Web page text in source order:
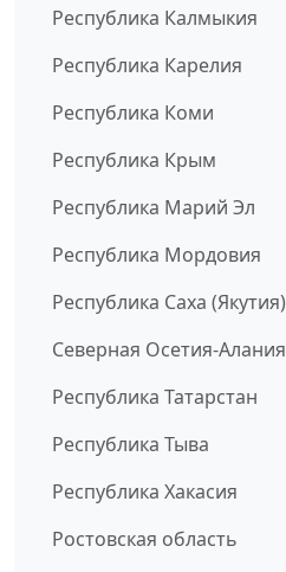
Республика Калмыкия
Республика Карелия
Республика Коми
Республика Крым
Республика Марий Эл
Республика Мордовия
Республика Саха (Якутия)
Северная Осетия-Алания
Республика Татарстан
Республика Тыва
Республика Хакасия
Ростовская область